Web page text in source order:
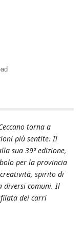
torna a
più sentite. Il
sua 39ª edizione,
per la provincia
spirito di
diversi comuni. Il
dei carri